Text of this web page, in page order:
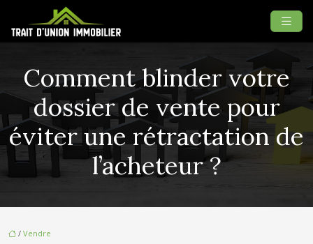
Comment blinder votre
dossier de vente pour
éviter une rétractation de
l’acheteur ?
/ Vendre